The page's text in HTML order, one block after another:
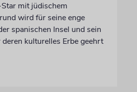
mit jüdischem
wird für seine enge
spanischen Insel und sein
kulturelles Erbe geehrt